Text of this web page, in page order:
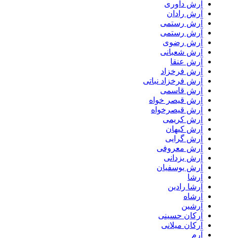
آرش داوری
آرش رادان
آرش رستمى
آرش رستمی
آرش رضوی
آرش شعبانی
آرش عنقا
آرش فرخزاد
آرش فرخزاد نباتی
آرش قاسمی
آرش قیصر خواه
آرش قیصرخواه
آرش کریمی
آرش کیهان
آرش گرایی
آرش معروفی
آرش یزدانی
آرش یوسفیان
آرشا
آرشا رادین
آرشاه
آرشین
آرکان حسینی
آرکان میلانی
آرم